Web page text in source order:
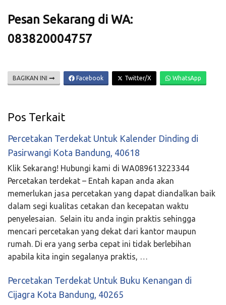
Pesan Sekarang di WA:
083820004757
BAGIKAN INI Facebook Twitter/X WhatsApp
Pos Terkait
Percetakan Terdekat Untuk Kalender Dinding di
Pasirwangi Kota Bandung, 40618
Klik Sekarang! Hubungi kami di WA089613223344
Percetakan terdekat – Entah kapan anda akan
memerlukan jasa percetakan yang dapat diandalkan baik
dalam segi kualitas cetakan dan kecepatan waktu
penyelesaian. Selain itu anda ingin praktis sehingga
mencari percetakan yang dekat dari kantor maupun
rumah. Di era yang serba cepat ini tidak berlebihan
apabila kita ingin segalanya praktis, …
Percetakan Terdekat Untuk Buku Kenangan di
Cijagra Kota Bandung, 40265